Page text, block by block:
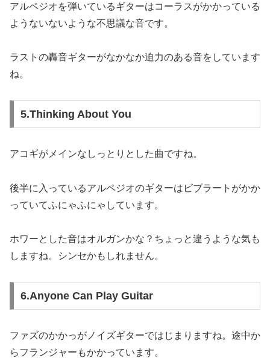
アルペジオを弾いているギターはコーラスがかかっている
ようないないような不思議な音です。
ラストの轟音ギターがなかなか迫力のある音をしています
ね。
5.Thinking About You
アコギがメインなしっとりとした曲ですね。
後半に入っているアルペジオのギターはビブラートがかか
っていてふにゃふにゃしています。
ホワーとした音はオルガンかな？ちょっと違うような気も
しますね。シンセかもしれません。
6.Anyone Can Play Guitar
ファズのかかっがノイズギターではじまりますね。途中か
らフランジャーもかかっています。